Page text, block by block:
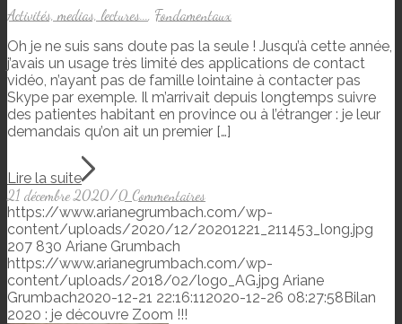
Activités, medias, lectures..., Fondamentaux
Oh je ne suis sans doute pas la seule ! Jusqu’à cette année,
j’avais un usage très limité des applications de contact
vidéo, n’ayant pas de famille lointaine à contacter pas
Skype par exemple. Il m’arrivait depuis longtemps suivre
des patientes habitant en province ou à l’étranger : je leur
demandais qu’on ait un premier […]
Lire la suite
21 décembre 2020/0 Commentaires
https://www.arianegrumbach.com/wp-
content/uploads/2020/12/20201221_211453_long.jpg
207 830 Ariane Grumbach
https://www.arianegrumbach.com/wp-
content/uploads/2018/02/logo_AG.jpg Ariane
Grumbach2020-12-21 22:16:112020-12-26 08:27:58Bilan
2020 : je découvre Zoom !!!